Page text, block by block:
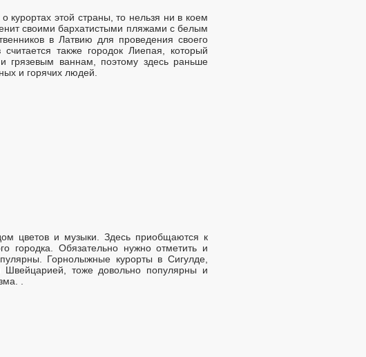
курортах этой страны, то нельзя ни в коем
своими бархатистыми пляжами с белым
в Латвию для проведения своего
также городок Лиепая, который
грязевым ваннам, поэтому здесь раньше
и горячих людей.
цветов и музыки. Здесь приобщаются к
городка. Обязательно нужно отметить и
Горнолыжные курорты в Сигулде,
Швейцарией, тоже довольно популярны и
.